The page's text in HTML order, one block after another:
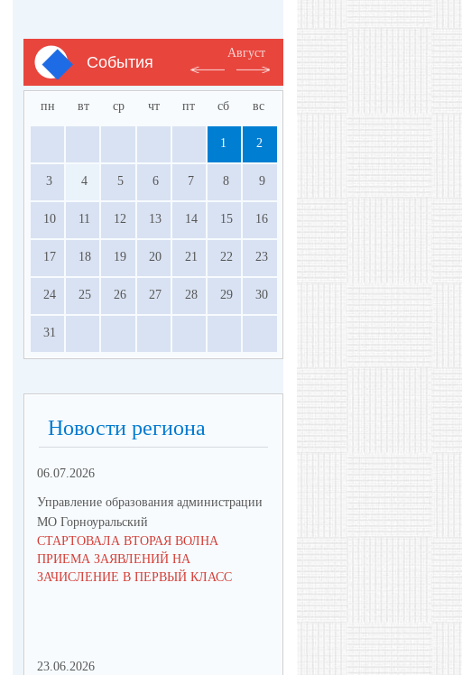
События
Август
пн вт ср чт пт сб вс
1 2
3 4 5 6 7 8 9
10 11 12 13 14 15 16
17 18 19 20 21 22 23
24 25 26 27 28 29 30
31
Новости региона
06.07.2026
Управление образования администрации
МО Горноуральский
СТАРТОВАЛА ВТОРАЯ ВОЛНА
ПРИЕМА ЗАЯВЛЕНИЙ НА
ЗАЧИСЛЕНИЕ В ПЕРВЫЙ КЛАСС
23.06.2026
Управление образования
МО Горноуральский